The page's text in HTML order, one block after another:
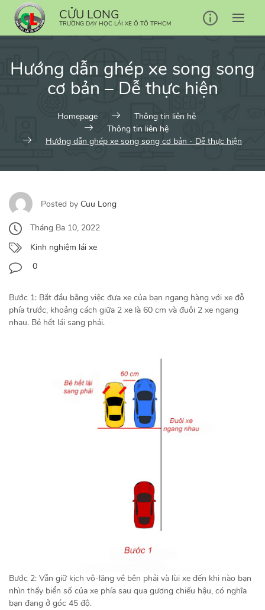
content
CỬU LONG
TRƯỜNG DẠY HỌC LÁI XE Ô TÔ TPHCM
Hướng dẫn ghép xe song song
cơ bản – Dễ thực hiện
Homepage
Thông tin liên hệ
Thông tin liên hệ
Hướng dẫn ghép xe song song cơ bản - Dễ thực hiện
Posted by Cuu Long
Tháng Ba 10, 2022
Kinh nghiệm lái xe
0
Bước 1: Bắt đầu bằng việc đưa xe của bạn ngang hàng với xe đỗ
phía trước, khoảng cách giữa 2 xe là 60 cm và đuôi 2 xe ngang
nhau. Bẻ hết lái sang phải.
Bước 2: Vẫn giữ kịch vô-lăng về bên phải và lùi xe đến khi nào bạn
nhìn thấy biển số của xe phía sau qua gương chiếu hậu, có nghĩa
bạn đang ở góc 45 độ.